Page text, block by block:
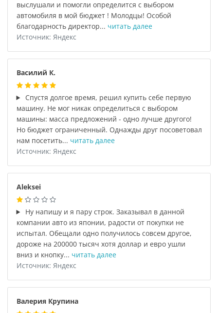
выслушали и помогли определится с выбором
автомобиля в мой бюджет ! Молодцы! Особой
благодарность директор... читать далее
Источник: Яндекс
Василий К.
Спустя долгое время, решил купить себе первую
машину. Не мог никак определиться с выбором
машины: масса предложений - одно лучше другого!
Но бюджет ограниченный. Однажды друг посоветовал
нам посетить... читать далее
Источник: Яндекс
Aleksei
Ну напишу и я пару строк. Заказывал в данной
компании авто из японии, радости от покупки не
испытал. Обещали одно получилось совсем другое,
дороже на 200000 тысяч хотя доллар и евро ушли
вниз и кнопку... читать далее
Источник: Яндекс
Валерия Крупина